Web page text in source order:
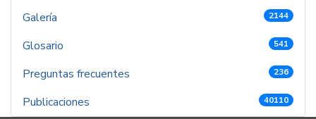
Galería 2144
Glosario 541
Preguntas frecuentes 236
Publicaciones 40110